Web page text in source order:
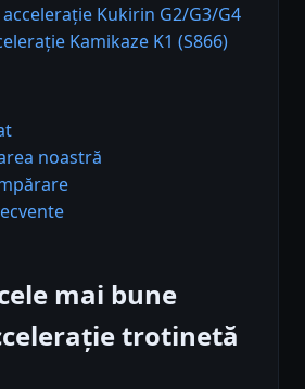
Kukirin G2/G3/G4
Kamikaze K1 (S866)
noastră
mai bune
trotinetă